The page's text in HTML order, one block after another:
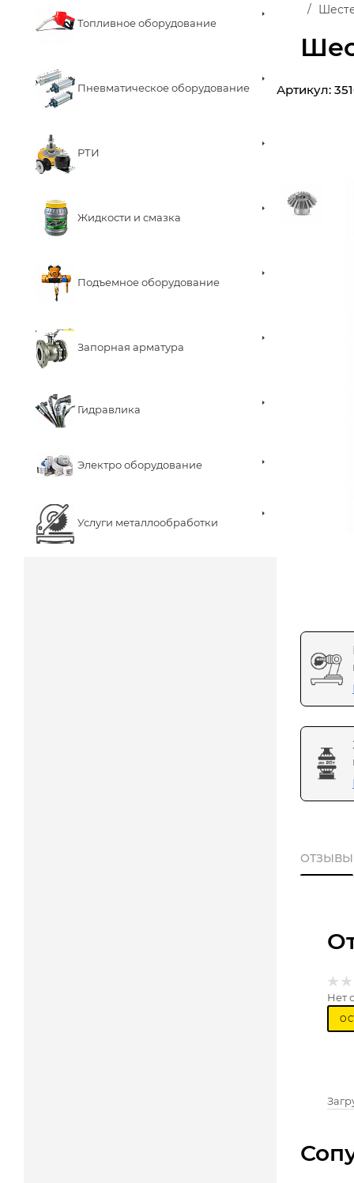
Топливное оборудование
Пневматическое оборудование
РТИ
Жидкости и смазка
Подъемное оборудование
Запорная арматура
Гидравлика
Электро оборудование
Услуги металлообработки
Артикул:
ОТЗЫВЫ
Нет